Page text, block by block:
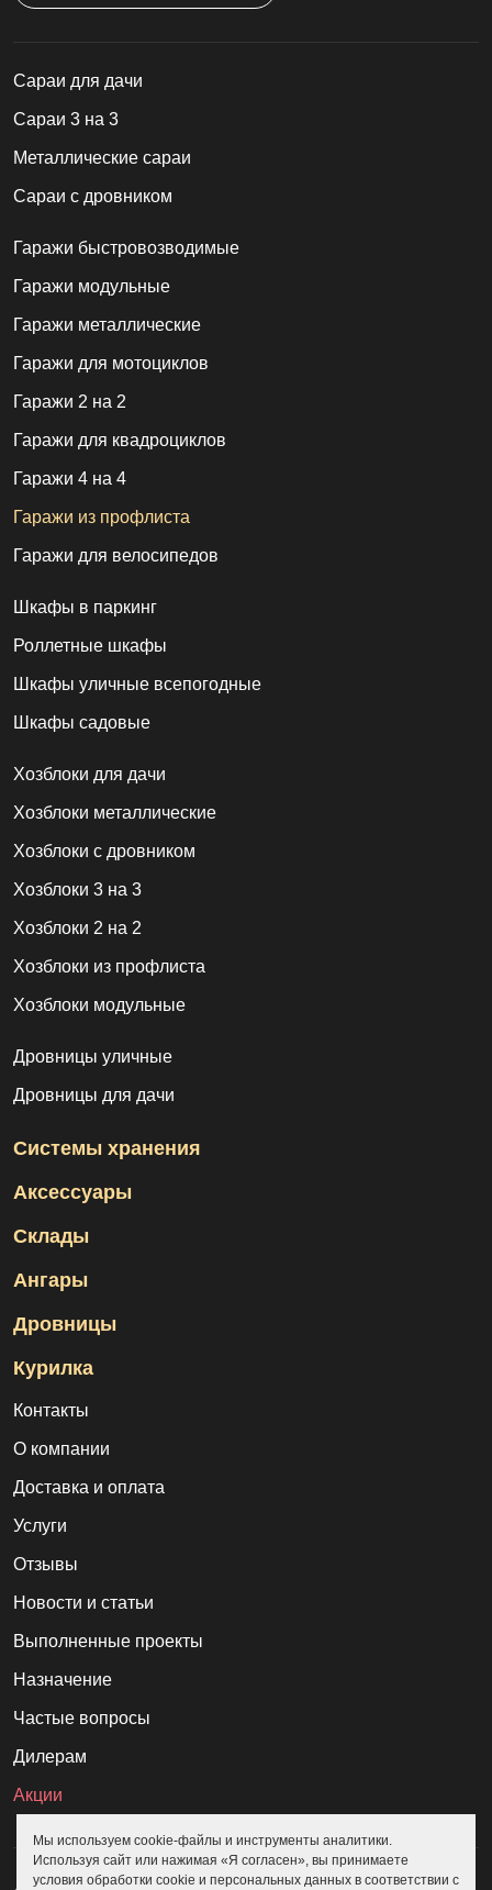
Cараи для дачи
Сараи 3 на 3
Металлические сараи
Сараи с дровником
Гаражи быстровозводимые
Гаражи модульные
Гаражи металлические
Гаражи для мотоциклов
Гаражи 2 на 2
Гаражи для квадроциклов
Гаражи 4 на 4
Гаражи из профлиста
Гаражи для велосипедов
Шкафы в паркинг
Роллетные шкафы
Шкафы уличные всепогодные
Шкафы садовые
Хозблоки для дачи
Хозблоки металлические
Хозблоки с дровником
Хозблоки 3 на 3
Хозблоки 2 на 2
Хозблоки из профлиста
Хозблоки модульные
Дровницы уличные
Дровницы для дачи
Системы хранения
Аксессуары
Склады
Ангары
Дровницы
Курилка
Контакты
О компании
Доставка и оплата
Услуги
Отзывы
Новости и статьи
Выполненные проекты
Назначение
Частые вопросы
Дилерам
Акции
Мы используем cookie-файлы и инструменты аналитики.
Используя сайт или нажимая «Я согласен», вы принимаете
условия обработки cookie и персональных данных в соответствии с